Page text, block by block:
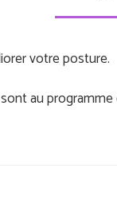
votre posture.
au